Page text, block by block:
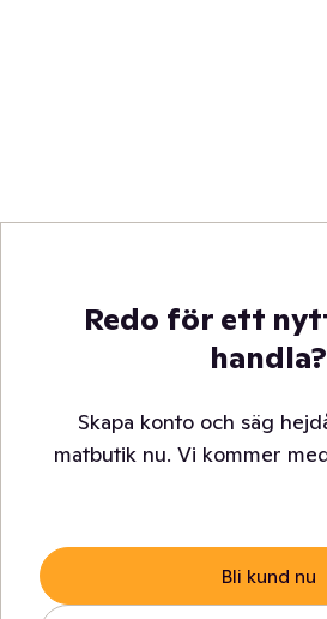
Redo för ett
handla?
Skapa konto och säg
matbutik nu. Vi kommer
Bli kund nu